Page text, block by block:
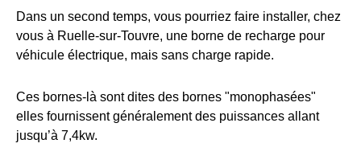
Dans un second temps, vous pourriez faire installer, chez
vous à Ruelle-sur-Touvre, une borne de recharge pour
véhicule électrique, mais sans charge rapide.
Ces bornes-là sont dites des bornes "monophasées"
elles fournissent généralement des puissances allant
jusqu’à 7,4kw.